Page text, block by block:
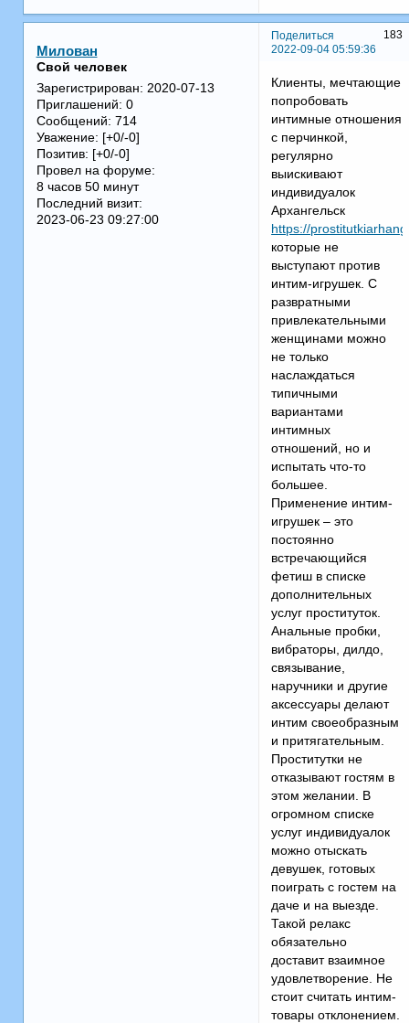
Поделиться
183
2022-09-04 05:59:36
Милован
Свой человек
Зарегистрирован: 2020-07-13
Приглашений: 0
Сообщений: 714
Уважение: [+0/-0]
Позитив: [+0/-0]
Провел на форуме:
8 часов 50 минут
Последний визит:
2023-06-23 09:27:00
Клиенты, мечтающие
попробовать
интимные отношения
с перчинкой,
регулярно
выискивают
индивидуалок
Архангельск
https://
которые не
выступают против
интим-игрушек. С
развратными
привлекательными
женщинами можно
не только
наслаждаться
типичными
вариантами
интимных
отношений, но и
испытать что-то
большее.
Применение интим-
игрушек – это
постоянно
встречающийся
фетиш в списке
дополнительных
услуг проституток.
Анальные пробки,
вибраторы, дилдо,
связывание,
наручники и другие
аксессуары делают
интим своеобразным
и притягательным.
Проститутки не
отказывают гостям в
этом желании. В
огромном списке
услуг индивидуалок
можно отыскать
девушек, готовых
поиграть с гостем на
даче и на выезде.
Такой релакс
обязательно
доставит взаимное
удовлетворение. Не
стоит считать интим-
товары отклонением.